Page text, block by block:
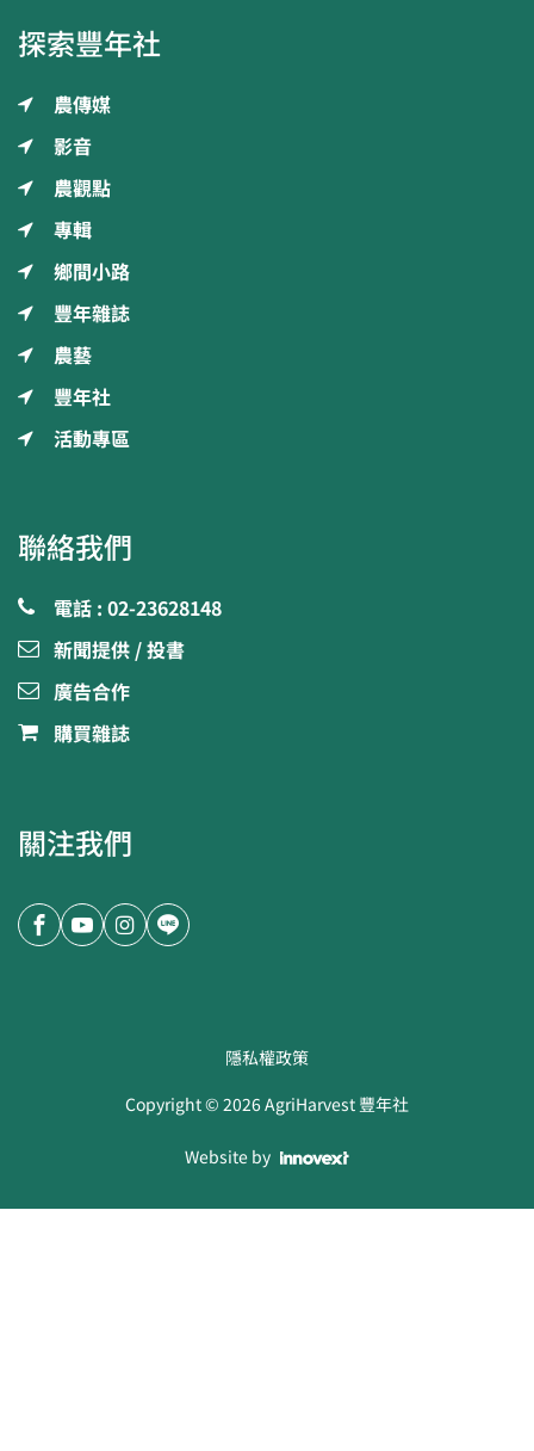
探索豐年社
農傳媒
影音
農觀點
專輯
鄉間小路
豐年雜誌
農藝
豐年社
活動專區
聯絡我們
電話 : 02-23628148
新聞提供 / 投書
廣告合作
購買雜誌
關注我們
隱私權政策
Copyright ©2026AgriHarvest 豐年社
Website by